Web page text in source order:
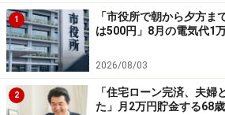
1
「市役所で朝から夕方ま
は500円」8月の電気代1
2026/08/03
2
「住宅ローン完済、夫婦
た」月2万円貯金する68